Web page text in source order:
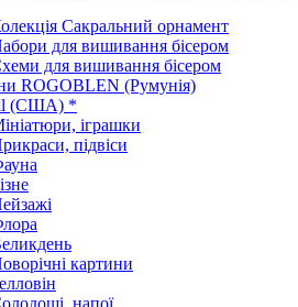
Сакральний орнамент
для вишивання бісером
для вишивання бісером
ROGOBLEN (Румунія)
(США) *
іграшки
підвіси
картини
напої